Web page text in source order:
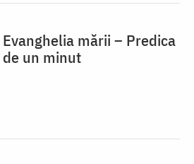
Evanghelia mării – Predica
de un minut